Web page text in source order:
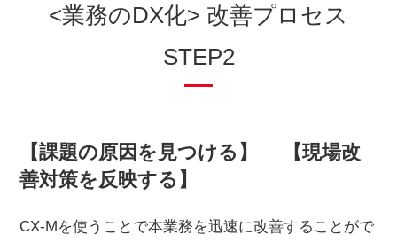
<業務のDX化> 改善プロセス
STEP2
【課題の原因を見つける】 【現場改
善対策を反映する】
CX-Mを使うことで本業務を迅速に改善することがで